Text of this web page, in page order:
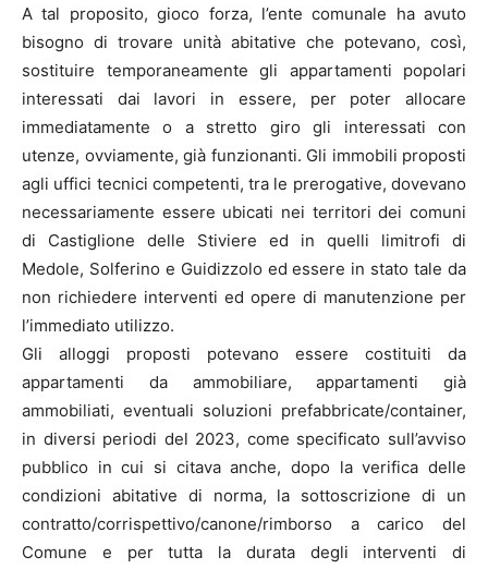
A tal proposito, gioco forza, l’ente comunale ha avuto
bisogno di trovare unità abitative che potevano, così,
sostituire temporaneamente gli appartamenti popolari
interessati dai lavori in essere, per poter allocare
immediatamente o a stretto giro gli interessati con
utenze, ovviamente, già funzionanti. Gli immobili proposti
agli uffici tecnici competenti, tra le prerogative, dovevano
necessariamente essere ubicati nei territori dei comuni
di Castiglione delle Stiviere ed in quelli limitrofi di
Medole, Solferino e Guidizzolo ed essere in stato tale da
non richiedere interventi ed opere di manutenzione per
l’immediato utilizzo.
Gli alloggi proposti potevano essere costituiti da
appartamenti da ammobiliare, appartamenti già
ammobiliati, eventuali soluzioni prefabbricate/container,
in diversi periodi del 2023, come specificato sull’avviso
pubblico in cui si citava anche, dopo la verifica delle
condizioni abitative di norma, la sottoscrizione di un
contratto/corrispettivo/canone/rimborso a carico del
Comune e per tutta la durata degli interventi di